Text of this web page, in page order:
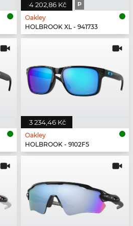
4 202,86 Kč P
Oakley
HOLBROOK XL - 941733
3 234,46 Kč
Oakley
HOLBROOK - 9102F5